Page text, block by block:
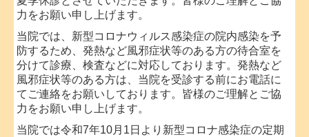
力をお願い申し上げます。
当院では、新型コロナウィルス感染症の院内感染を予
防するため、発熱など風邪症状等のある方の待合室を
分けて診療、検査などに対応しております。発熱など
風邪症状等のある方は、当院を受診する前にお電話に
てご連絡をお願いしております。皆様のご理解とご協
力をお願い申し上げます。
当院では令和7年10月1日より新型コロナ感染症の定期